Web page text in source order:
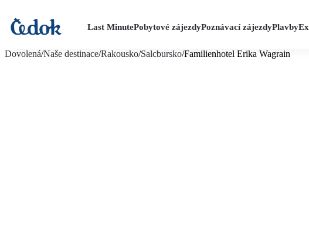
Last MinutePobytové zájezdyPoznávací zájezdyPlavby
Dovolená/Naše destinace/Rakousko/Salcbursko/Familienhotel Erika Wagrain